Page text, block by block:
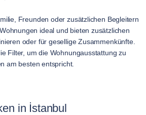
Freunden oder zusätzlichen Begleitern
ideal und bieten zusätzlichen
oder für gesellige Zusammenkünfte.
Filter, um die Wohnungausstattung zu
am besten entspricht.
in İstanbul